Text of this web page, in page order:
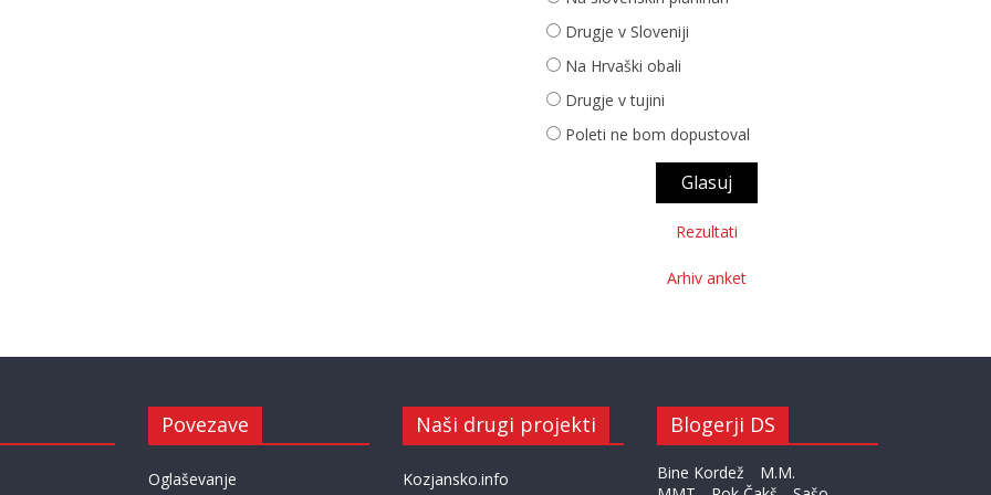
Drugje v Sloveniji
Na Hrvaški obali
Drugje v tujini
Poleti ne bom dopustoval
Rezultati
Arhiv anket
Povezave
Oglaševanje
Naši drugi projekti
Kozjansko.info
Blogerji DS
Bine Kordež
M.M.